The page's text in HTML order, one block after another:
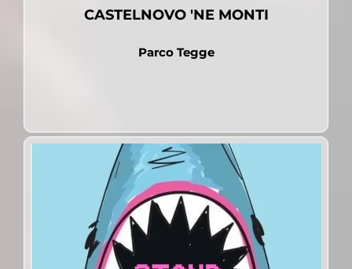
CASTELNOVO 'NE MONTI
Parco Tegge